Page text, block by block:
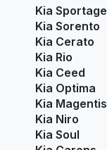
Kia Sportage
Kia Sorento
Kia Cerato
Kia Rio
Kia Ceed
Kia Optima
Kia Magentis
Kia Niro
Kia Soul